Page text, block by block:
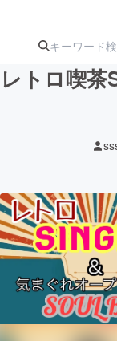
ターン
アー
テクノ
映像・
レトロ喫茶